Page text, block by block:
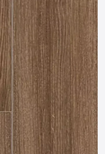
sistema click
mm